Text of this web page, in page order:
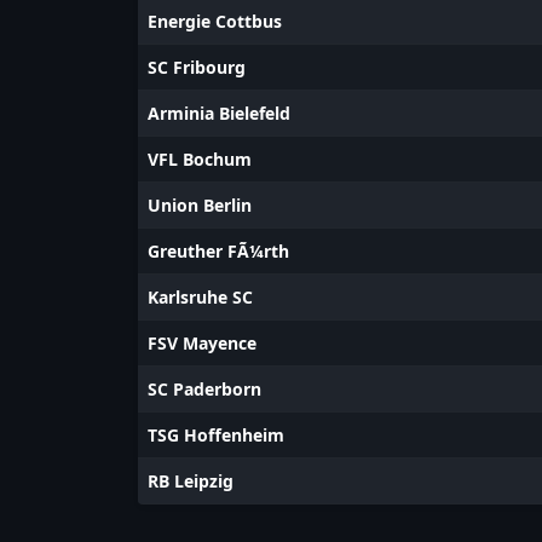
Energie Cottbus
SC Fribourg
Arminia Bielefeld
VFL Bochum
Union Berlin
Greuther FÃ¼rth
Karlsruhe SC
FSV Mayence
SC Paderborn
TSG Hoffenheim
RB Leipzig